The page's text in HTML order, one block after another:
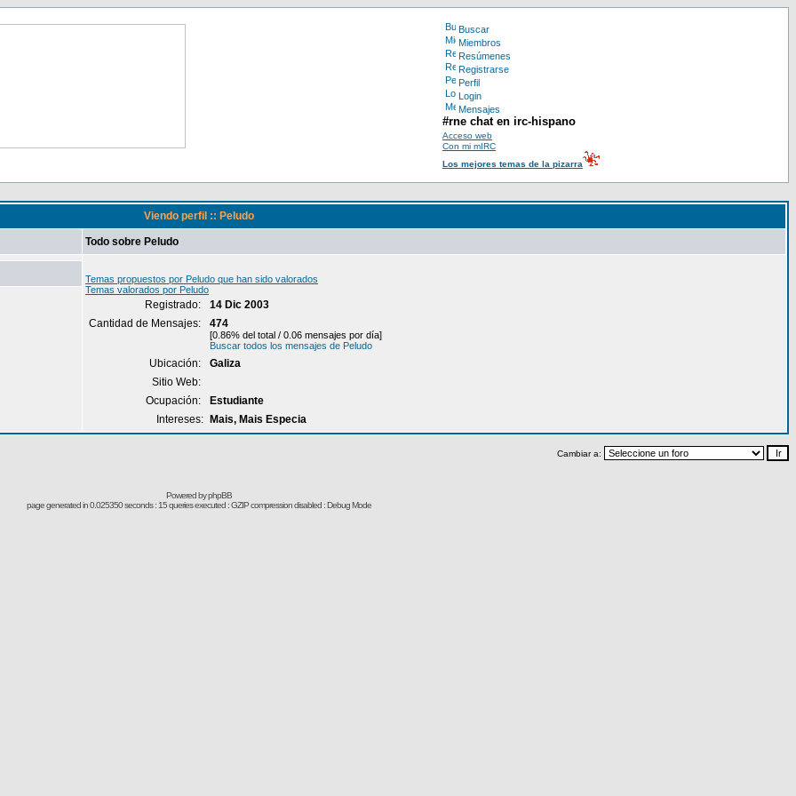
Buscar
Miembros
Resúmenes
Registrarse
Perfil
Login
Mensajes
#rne chat en irc-hispano
Acceso web
Con mi mIRC
Los mejores temas de la pizarra
Viendo perfil :: Peludo
Todo sobre Peludo
Temas propuestos por Peludo que han sido valorados
Temas valorados por Peludo
Registrado:
14 Dic 2003
Cantidad de Mensajes:
474
[0.86% del total / 0.06 mensajes por día]
Buscar todos los mensajes de Peludo
Ubicación:
Galiza
Sitio Web:
Ocupación:
Estudiante
Intereses:
Mais, Mais Especia
Cambiar a:
Powered byphpBB
page generated in 0.025350 seconds : 15 queries executed : GZIP compression disabled : Debug Mode